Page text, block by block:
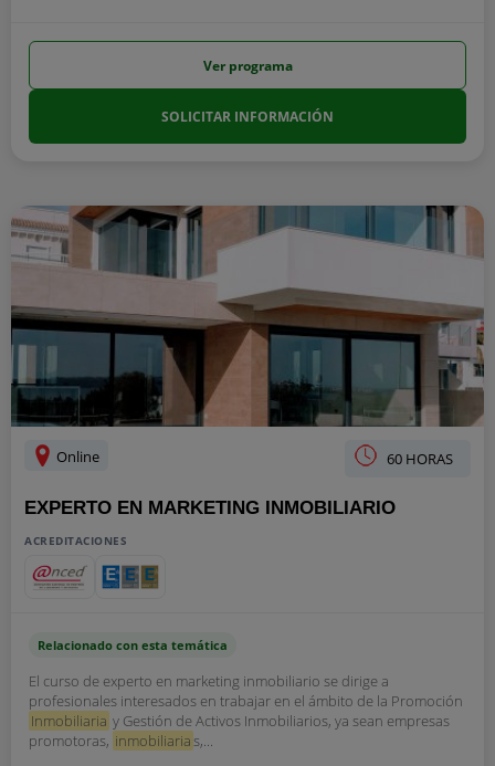
Ver programa
SOLICITAR INFORMACIÓN
Online 60 HORAS
EXPERTO EN MARKETING INMOBILIARIO
ACREDITACIONES
Relacionado con esta temática
El curso de experto en marketing inmobiliario se dirige a
profesionales interesados en trabajar en el ámbito de la Promoción
Inmobiliaria y Gestión de Activos Inmobiliarios, ya sean empresas
promotoras, inmobiliarias,...